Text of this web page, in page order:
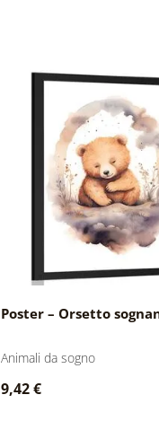
Poster – Orsetto
Animali da sogno
9,42 €